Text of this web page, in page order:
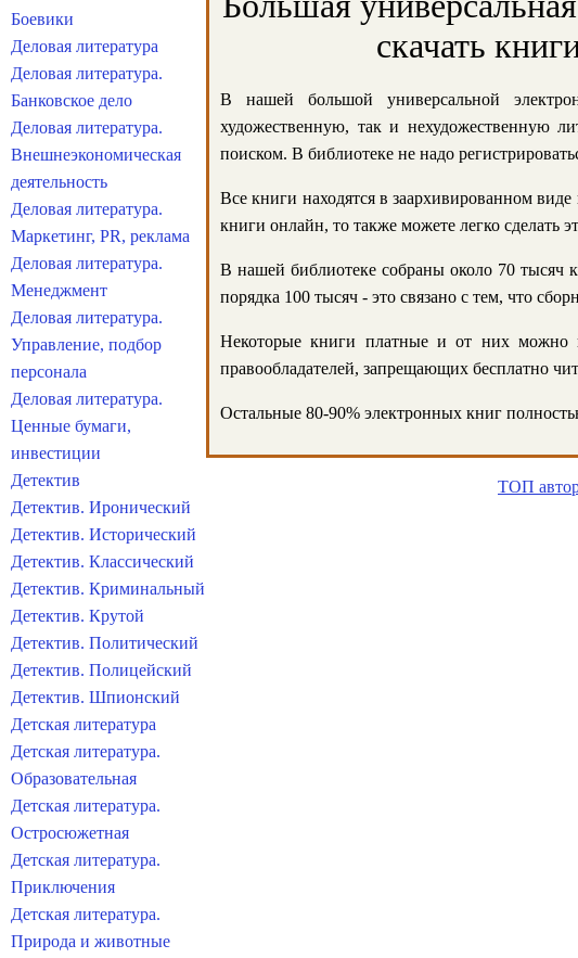
скачать
В нашей большой универсальной
художественную, так и нехудожественную
поиском. В библиотеке не надо
Все книги находятся в заархивированном
книги онлайн, то также можете легко сделать
В нашей библиотеке собраны около 70 тысяч
порядка 100 тысяч - это связано с тем, что
Некоторые книги платные и от них можно
правообладателей, запрещающих бесплатно
Остальные 80-90% электронных книг
ТОП
Боевики
Деловая литература
Деловая литература.
Банковское дело
Деловая литература.
Внешнеэкономическая
деятельность
Деловая литература.
Маркетинг, PR, реклама
Деловая литература.
Менеджмент
Деловая литература.
Управление, подбор
персонала
Деловая литература.
Ценные бумаги,
инвестиции
Детектив
Детектив. Иронический
Детектив. Исторический
Детектив. Классический
Детектив. Криминальный
Детектив. Крутой
Детектив. Политический
Детектив. Полицейский
Детектив. Шпионский
Детская литература
Детская литература.
Образовательная
Детская литература.
Остросюжетная
Детская литература.
Приключения
Детская литература.
Природа и животные